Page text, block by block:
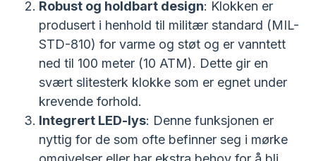
Robust og holdbart design: Klokken er
produsert i henhold til militær standard (MIL-
STD-810) for varme og støt og er vanntett
ned til 100 meter (10 ATM). Dette gir en
svært slitesterk klokke som er egnet under
krevende forhold.
Integrert LED-lys: Denne funksjonen er
nyttig for de som ofte befinner seg i mørke